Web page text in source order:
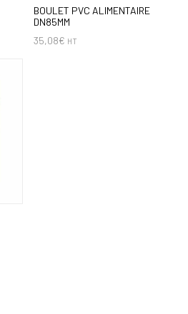
BOULET PVC ALIMENTAIRE
DN85MM
35,08€ HT